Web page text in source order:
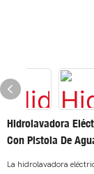
Hidrolavadora
Con Pistola De
La hidrolavadora